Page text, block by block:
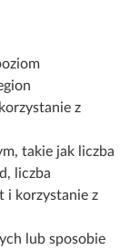
z
takie jak liczba
liczba
i korzystanie z
lub sposobie